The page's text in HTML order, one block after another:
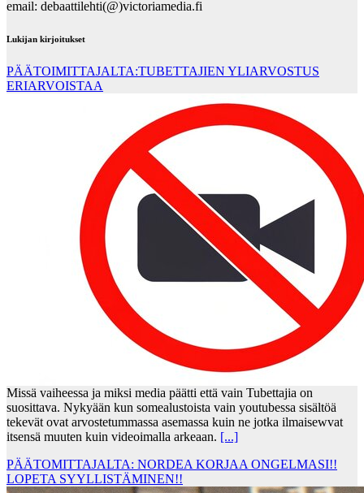
email: debaattilehti(@)victoriamedia.fi
Lukijan kirjoitukset
PÄÄTOIMITTAJALTA:TUBETTAJIEN YLIARVOSTUS
ERIARVOISTAA
Missä vaiheessa ja miksi media päätti että vain Tubettajia on
suosittava. Nykyään kun somealustoista vain youtubessa sisältöä
tekevät ovat arvostetummassa asemassa kuin ne jotka ilmaisewvat
itsensä muuten kuin videoimalla arkeaan. [...]
PÄÄTOMITTAJALTA: NORDEA KORJAA ONGELMASI!!
LOPETA SYYLLISTÄMINEN!!